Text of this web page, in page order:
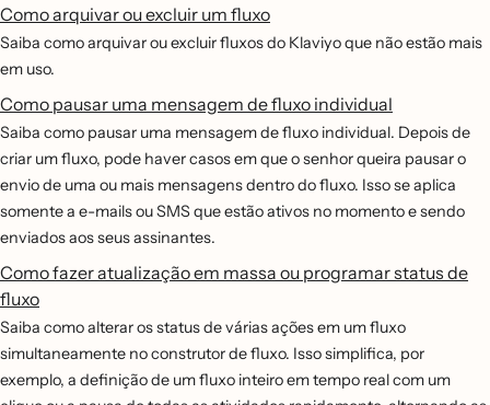
Como arquivar ou excluir um fluxo
Saiba como arquivar ou excluir fluxos do Klaviyo que não estão mais
em uso.
Como pausar uma mensagem de fluxo individual
Saiba como pausar uma mensagem de fluxo individual. Depois de
criar um fluxo, pode haver casos em que o senhor queira pausar o
envio de uma ou mais mensagens dentro do fluxo. Isso se aplica
somente a e-mails ou SMS que estão ativos no momento e sendo
enviados aos seus assinantes.
Como fazer atualização em massa ou programar status de
fluxo
Saiba como alterar os status de várias ações em um fluxo
simultaneamente no construtor de fluxo. Isso simplifica, por
exemplo, a definição de um fluxo inteiro em tempo real com um